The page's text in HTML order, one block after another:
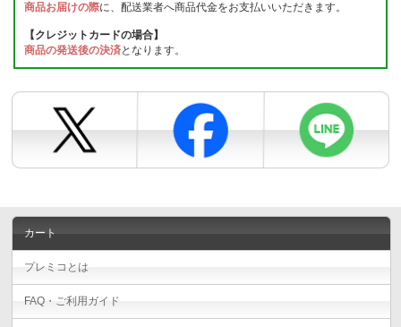
商品お届けの際に、配送業者へ商品代金をお支払いいただきます。
【クレジットカードの場合】
商品の発送後の決済となります。
カート
プレミコとは
FAQ・ご利用ガイド